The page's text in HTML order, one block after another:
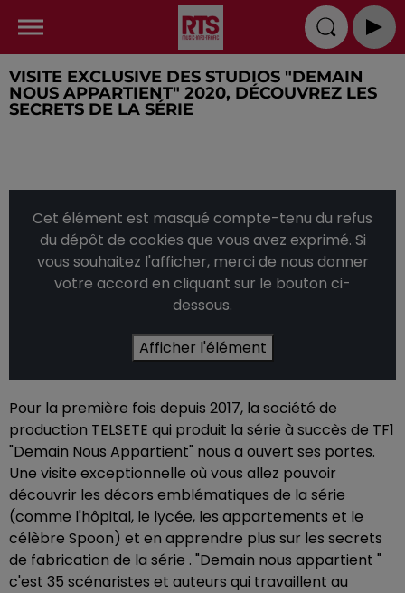
VISITE EXCLUSIVE DES STUDIOS "DEMAIN
NOUS APPARTIENT" 2020, DÉCOUVREZ LES
SECRETS DE LA SÉRIE
Cet élément est masqué compte-tenu du refus
du dépôt de cookies que vous avez exprimé. Si
vous souhaitez l'afficher, merci de nous donner
votre accord en cliquant sur le bouton ci-
dessous.
Afficher l'élément
Pour la première fois depuis 2017, la société de
production TELSETE qui produit la série à succès de TF1
"Demain Nous Appartient" nous a ouvert ses portes.
Une visite exceptionnelle où vous allez pouvoir
découvrir les décors emblématiques de la série
(comme l'hôpital, le lycée, les appartements et le
célèbre Spoon) et en apprendre plus sur les secrets
de fabrication de la série . "Demain nous appartient "
c'est 35 scénaristes et auteurs qui travaillent au